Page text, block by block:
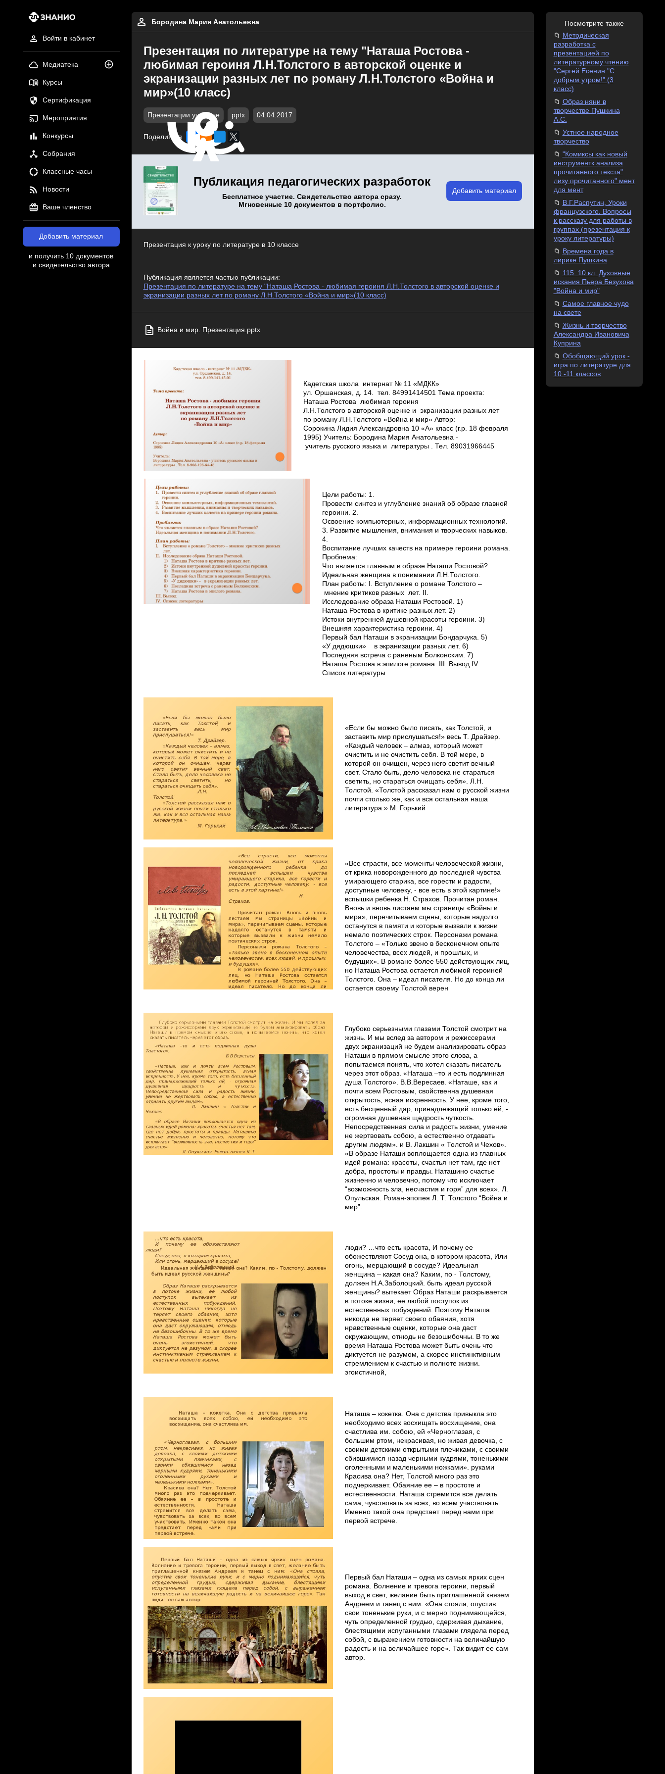
Войти в кабинет
Медиатека
Курсы
Сертификация
Мероприятия
Конкурсы
Собрания
Классные часы
Новости
Ваше членство
Добавить материал
и получить 10 документов
и свидетельство автора
Бородина Мария Анатольевна
Презентация по литературе на тему "Наташа Ростова -
любимая героиня Л.Н.Толстого в авторской оценке и
экранизации разных лет по роману Л.Н.Толстого «Война и
мир»(10 класс)
Презентации учебные pptx 04.04.2017
Поделиться
Публикация педагогических разработок
Бесплатное участие. Свидетельство автора сразу.
Мгновенные 10 документов в портфолио.
Добавить материал
Презентация к уроку по литературе в 10 классе
Публикация является частью публикации:
Презентация по литературе на тему "Наташа Ростова - любимая героиня Л.Н.Толстого в авторской оценке и
экранизации разных лет по роману Л.Н.Толстого «Война и мир»(10 класс)
Война и мир. Презентация.pptx
Кадетская школа ­ интернат № 11 «МДКК»
ул. Оршанская, д. 14. тел. 8­499­141­45­01 Тема проекта:
Наташа Ростова ­ любимая героиня
Л.Н.Толстого в авторской оценке и экранизации разных лет
по роману Л.Н.Толстого «Война и мир» Автор:
Сорокина Лидия Александровна 10 «А» класс (г.р. 18 февраля
1995) Учитель: Бородина Мария Анатольевна ­
учитель русского языка и литературы . Тел. 8­903­196­64­45
Цели работы: 1.
Провести синтез и углубление знаний об образе главной
героини. 2.
Освоение компьютерных, информационных технологий.
3. Развитие мышления, внимания и творческих навыков.
4.
Воспитание лучших качеств на примере героини романа.
Проблема:
Что является главным в образе Наташи Ростовой?
Идеальная женщина в понимании Л.Н.Толстого.
План работы: I. Вступление о романе Толстого –
мнение критиков разных лет. II.
Исследование образа Наташи Ростовой. 1)
Наташа Ростова в критике разных лет. 2)
Истоки внутренней душевной красоты героини. 3)
Внешняя характеристика героини. 4)
Первый бал Наташи в экранизации Бондарчука. 5)
«У дядюшки» ­ в экранизации разных лет. 6)
Последняя встреча с раненым Болконским. 7)
Наташа Ростова в эпилоге романа. III. Вывод IV.
Список литературы
«Если бы можно было писать, как Толстой, и
заставить мир прислушаться!» весь Т. Драйзер.
«Каждый человек – алмаз, который может
очистить и не очистить себя. В той мере, в
которой он очищен, через него светит вечный
свет. Стало быть, дело человека не стараться
светить, но стараться очищать себя». Л.Н.
Толстой. «Толстой рассказал нам о русской жизни
почти столько же, как и вся остальная наша
литература.» М. Горький
«Все страсти, все моменты человеческой жизни,
от крика новорожденного до последней чувства
умирающего старика, все горести и радости,
доступные человеку, - все есть в этой картине!»
вспышки ребенка Н. Страхов. Прочитан роман.
Вновь и вновь листаем мы страницы «Войны и
мира», перечитываем сцены, которые надолго
останутся в памяти и которые вызвали к жизни
немало поэтических строк. Персонажи романа
Толстого – «Только звено в бесконечном опыте
человечества, всех людей, и прошлых, и
будущих». В романе более 550 действующих лиц,
но Наташа Ростова остается любимой героиней
Толстого. Она – идеал писателя. Но до конца ли
остается своему Толстой верен
Глубоко серьезными глазами Толстой смотрит на
жизнь. И мы вслед за автором и режиссерами
двух экранизаций не будем анализировать образ
Наташи в прямом смысле этого слова, а
попытаемся понять, что хотел сказать писатель
через этот образ. «Наташа –то и есть подлинная
душа Толстого». В.В.Вересаев. «Наташе, как и
почти всем Ростовым, свойственна душевная
открытость, ясная искренность. У нее, кроме того,
есть бесценный дар, принадлежащий только ей, -
огромная душевная щедрость чуткость.
Непосредственная сила и радость жизни, умение
не жертвовать собою, а естественно отдавать
другим людям». и В. Лакшин « Толстой и Чехов».
«В образе Наташи воплощается одна из главных
идей романа: красоты, счастья нет там, где нет
добра, простоты и правды. Наташино счастье
жизненно и человечно, потому что исключает
“возможность зла, несчастия и горя” для всех». Л.
Опульская. Роман-эпопея Л. Т. Толстого “Война и
мир”.
люди? …что есть красота, И почему ее
обожествляют Сосуд она, в котором красота, Или
огонь, мерцающий в сосуде? Идеальная
женщина – какая она? Каким, по - Толстому,
должен Н.А.Заболоцкий. быть идеал русской
женщины? вытекает Образ Наташи раскрывается
в потоке жизни, ее любой поступок из
естественных побуждений. Поэтому Наташа
никогда не теряет своего обаяния, хотя
нравственные оценки, которые она даст
окружающим, отнюдь не безошибочны. В то же
время Наташа Ростова может быть очень что
диктуется не разумом, а скорее инстинктивным
стремлением к счастью и полноте жизни.
эгоистичной,
Наташа – кокетка. Она с детства привыкла это
необходимо всех восхищать восхищение, она
счастлива им. собою, ей «Черноглазая, с
большим ртом, некрасивая, но живая девочка, с
своими детскими открытыми плечиками, с своими
сбившимися назад черными кудрями, тоненькими
оголенными и маленькими ножками». руками
Красива она? Нет, Толстой много раз это
подчеркивает. Обаяние ее – в простоте и
естественности. Наташа стремится все делать
сама, чувствовать за всех, во всем участвовать.
Именно такой она предстает перед нами при
первой встрече.
Первый бал Наташи – одна из самых ярких сцен
романа. Волнение и тревога героини, первый
выход в свет, желание быть приглашенной князем
Андреем и танец с ним: «Она стояла, опустив
свои тоненькие руки, и с мерно поднимающейся,
чуть определенной грудью, сдерживая дыхание,
блестящими испуганными глазами глядела перед
собой, с выражением готовности на величайшую
радость и на величайшее горе». Так видит ее сам
автор.
Посмотрите также
Методическая
разработка с
презентацией по
литературному чтению
"Сергей Есенин "С
добрым утром!" (3
класс)
Образ няни в
творчестве Пушкина
А.С.
Устное народное
творчество
"Комиксы как новый
инструментк анализа
прочитанного текста"
лизу прочитанного" мент
для мент
В.Г.Распутин, Уроки
французского. Вопросы
к рассказу для работы в
группах (презентация к
уроку литературы)
Времена года в
лирике Пушкина
115. 10 кл. Духовные
искания Пьера Безухова
"Война и мир"
Самое главное чудо
на свете
Жизнь и творчество
Александра Ивановича
Куприна
Обобщающий урок -
игра по литературе для
10 -11 классов